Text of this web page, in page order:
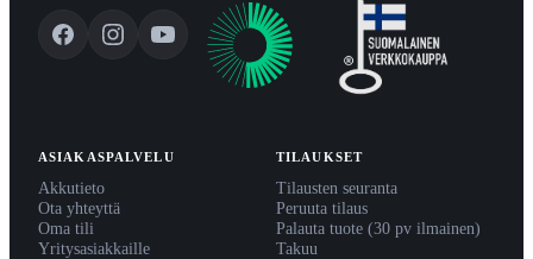
ASIAKASPALVELU
Akkutieto
Ota yhteyttä
Oma tili
Yritysasiakkaille
TILAUKSET
Tilausten seuranta
Peruuta tilaus
Palauta tuote (30 pv ilmainen)
Takuu